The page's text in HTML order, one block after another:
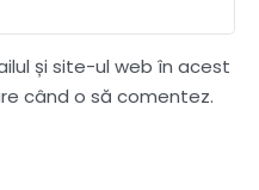
și site-ul web în acest
când o să comentez.